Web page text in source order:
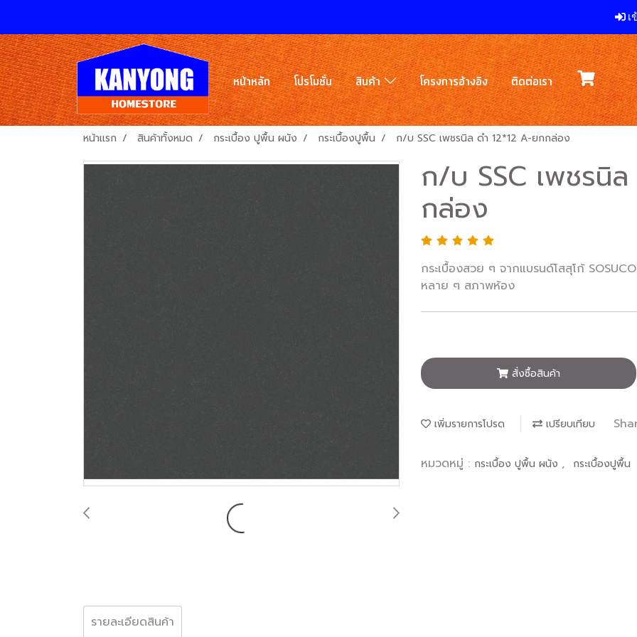
เ
หน้าหลัก โปรโมชั่น สินค้า โครงการอ้างอิง ติดต่อเรา
หน้าแรก สินค้าทั้งหมด กระเบื้อง ปูพื้น ผนัง กระเบื้องปูพื้น ก/บ SSC เพชรนิล ดำ 12*12 A-ยกกล่อง
ก/บ SSC เพชรนิ
กล่อง
กระเบื้องสวย ๆ จากแบรนด์โสสุโก้
หลาย ๆ สภาพห้อง
สั่งซื้อสินค้า
เพิ่มรายการโปรด เปรียบเทียบ
หมวดหมู่ : กระเบื้อง ปูพื้น ผนัง , กระเบื้องปูพื้น
รายละเอียดสินค้า